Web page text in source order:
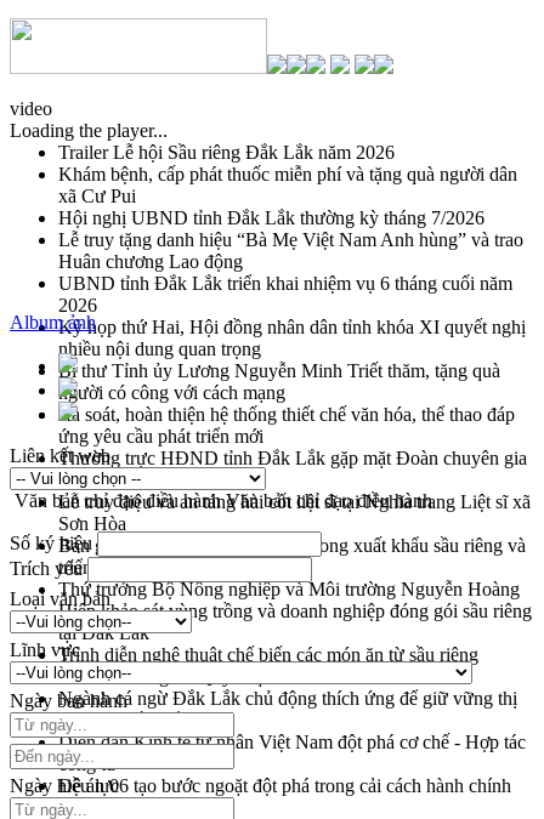
video
Loading the player...
Trailer Lễ hội Sầu riêng Đắk Lắk năm 2026
Khám bệnh, cấp phát thuốc miễn phí và tặng quà người dân
xã Cư Pui
Hội nghị UBND tỉnh Đắk Lắk thường kỳ tháng 7/2026
Lễ truy tặng danh hiệu “Bà Mẹ Việt Nam Anh hùng” và trao
Huân chương Lao động
UBND tỉnh Đắk Lắk triển khai nhiệm vụ 6 tháng cuối năm
2026
Kỳ họp thứ Hai, Hội đồng nhân dân tỉnh khóa XI quyết nghị
nhiều nội dung quan trọng
Bí thư Tỉnh ủy Lương Nguyễn Minh Triết thăm, tặng quà
người có công với cách mạng
Rà soát, hoàn thiện hệ thống thiết chế văn hóa, thể thao đáp
ứng yêu cầu phát triển mới
Thường trực HĐND tỉnh Đắk Lắk gặp mặt Đoàn chuyên gia
y tế TP. Hồ Chí Minh
Lễ truy điệu và an táng hài cốt liệt sĩ tại Nghĩa trang Liệt sĩ xã
Sơn Hòa
Bàn giải pháp tháo gỡ khó khăn trong xuất khẩu sầu riêng và
triển khai quy định EUDR
Thứ trưởng Bộ Nông nghiệp và Môi trường Nguyễn Hoàng
Hiệp khảo sát vùng trồng và doanh nghiệp đóng gói sầu riêng
tại Đắk Lắk
Trình diễn nghệ thuật chế biến các món ăn từ sầu riêng
Đắk Lắk công bố Quy hoạch và xúc tiến đầu tư tỉnh
Ngành cá ngừ Đắk Lắk chủ động thích ứng để giữ vững thị
trường xuất khẩu
Diễn đàn Kinh tế tư nhân Việt Nam đột phá cơ chế - Hợp tác
công tư
Đề án 06 tạo bước ngoặt đột phá trong cải cách hành chính
tỉnh Đắk Lắk
Album ảnh
Liên kết web
Văn bản chỉ đạo điều hành Văn bản chỉ đạo điều hành
Số ký hiệu
Trích yếu
Loại văn bản
Lĩnh vực
Ngày ban hành
Ngày hiệu lực